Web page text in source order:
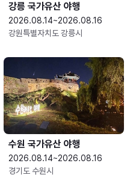
강릉 국가유산 야행
2026.08.14~2026.08.16
강원특별자치도 강릉시
수원 국가유산 야행
2026.08.14~2026.08.16
경기도 수원시